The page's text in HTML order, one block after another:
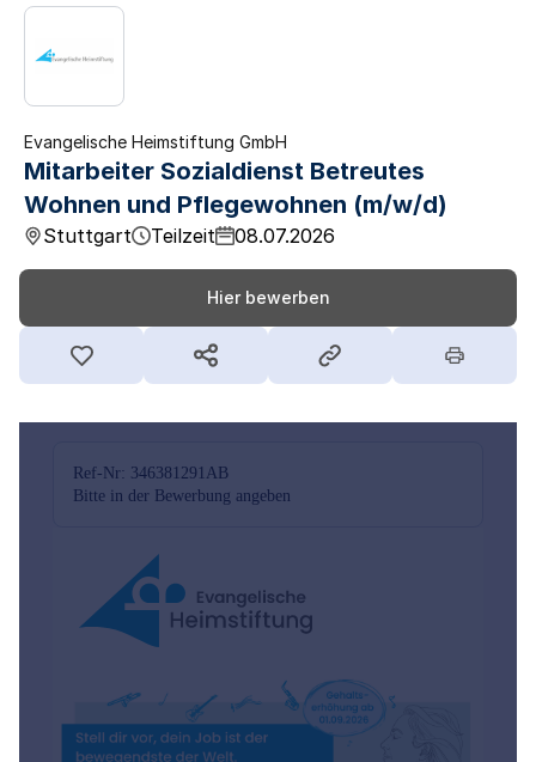
Evangelische Heimstiftung GmbH
Mitarbeiter Sozialdienst Betreutes
Wohnen und Pflegewohnen (m/w/d)
Stuttgart Teilzeit 08.07.2026
Hier bewerben